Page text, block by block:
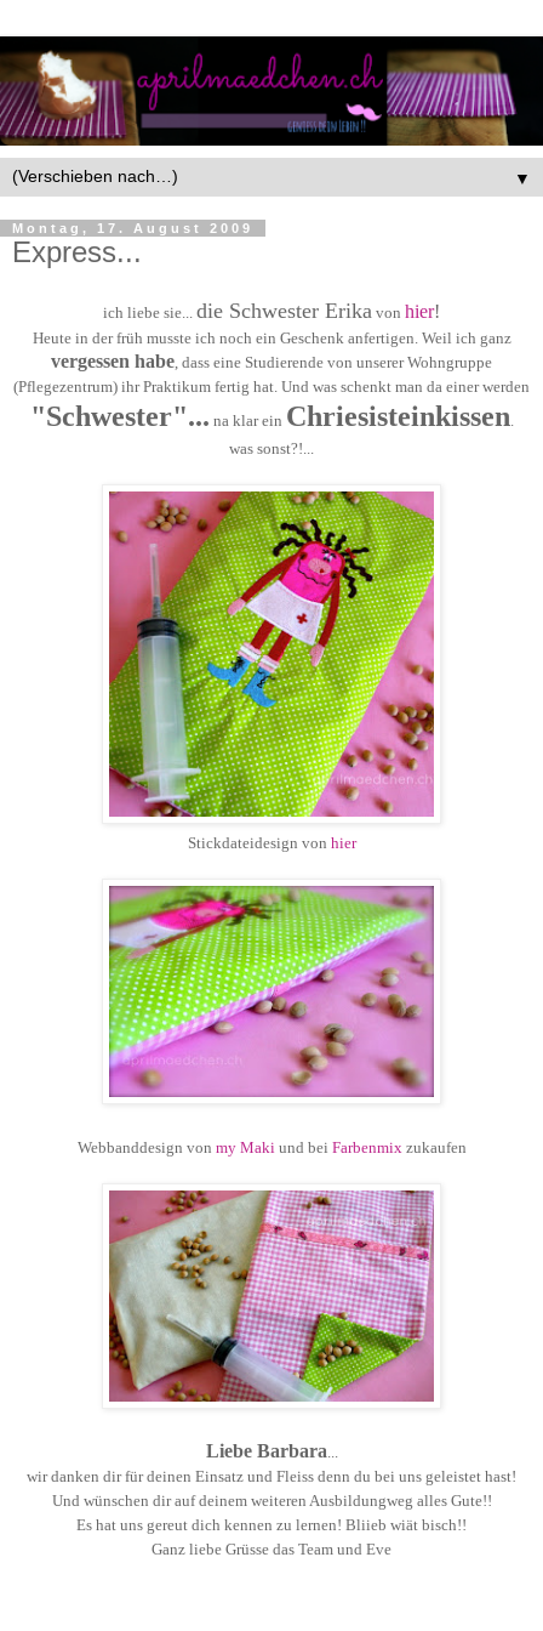
▼
Montag, 17. August 2009
Express...
ich liebe sie... die Schwester Erika von hier!
Heute in der früh musste ich noch ein Geschenk anfertigen. Weil ich ganz
vergessen habe, dass eine Studierende von unserer Wohngruppe
(Pflegezentrum) ihr Praktikum fertig hat. Und was schenkt man da einer werden
"Schwester"... na klar ein Chriesisteinkissen.
was sonst?!...
Stickdateidesign von hier
Webbanddesign von my Makiund bei Farbenmixzukaufen
Liebe Barbara...
wir danken dir für deinen Einsatz und Fleiss denn du bei uns geleistet hast!
Und wünschen dir auf deinem weiteren Ausbildungweg alles Gute!!
Es hat uns gereut dich kennen zu lernen! Bliieb wiät bisch!!
Ganz liebe Grüsse das Team und Eve